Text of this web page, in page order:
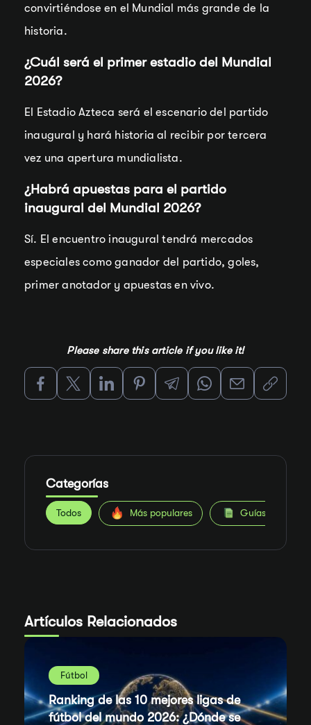
convirtiéndose en el Mundial más grande de la
historia.
¿Cuál será el primer estadio del Mundial
2026?
El Estadio Azteca será el escenario del partido
inaugural y hará historia al recibir por tercera
vez una apertura mundialista.
¿Habrá apuestas para el partido
inaugural del Mundial 2026?
Sí. El encuentro inaugural tendrá mercados
especiales como ganador del partido, goles,
primer anotador y apuestas en vivo.
Please share this article if you like it!
Categorías
Todos Más populares Guías de
Artículos Relacionados
Fútbol
Ranking de las 10 mejores ligas de
fútbol del mundo 2026: ¿Dónde se